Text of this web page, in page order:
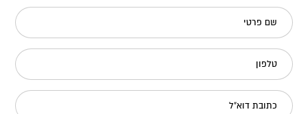
שם פרטי
טלפון
כתובת דוא"ל